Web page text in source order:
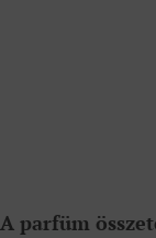
A parfüm